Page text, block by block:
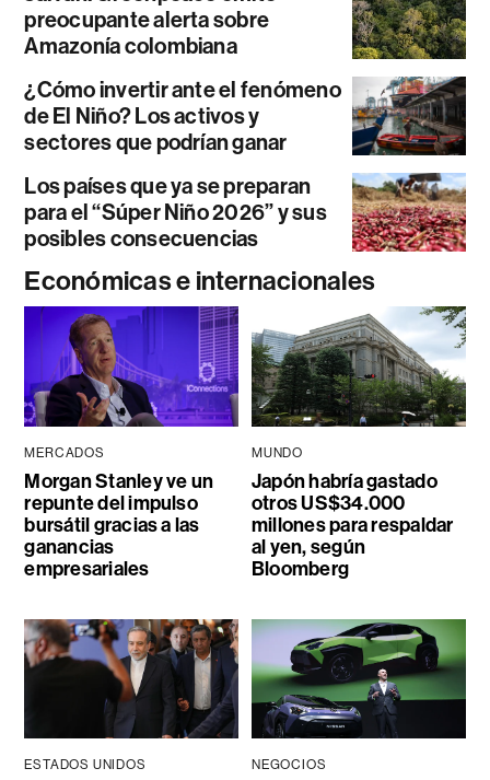
preocupante alerta sobre
Amazonía colombiana
¿Cómo invertir ante el fenómeno
de El Niño? Los activos y
sectores que podrían ganar
Los países que ya se preparan
para el “Súper Niño 2026” y sus
posibles consecuencias
Económicas e internacionales
MERCADOS
Morgan Stanley ve un
repunte del impulso
bursátil gracias a las
ganancias
empresariales
MUNDO
Japón habría gastado
otros US$34.000
millones para respaldar
al yen, según
Bloomberg
ESTADOS UNIDOS NEGOCIOS